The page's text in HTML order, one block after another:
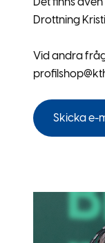
Drottning
Vid andra
Skicka e-